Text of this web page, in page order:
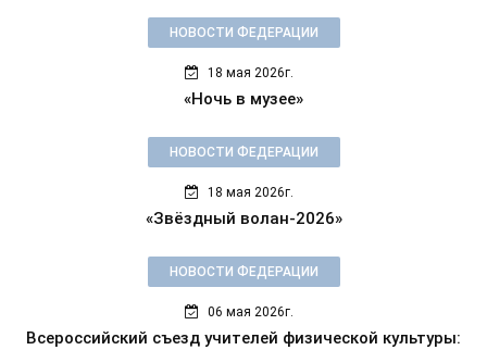
НОВОСТИ ФЕДЕРАЦИИ
18 мая 2026г.
«Ночь в музее»
НОВОСТИ ФЕДЕРАЦИИ
18 мая 2026г.
«Звёздный волан-2026»
НОВОСТИ ФЕДЕРАЦИИ
06 мая 2026г.
Всероссийский съезд учителей физической культуры: